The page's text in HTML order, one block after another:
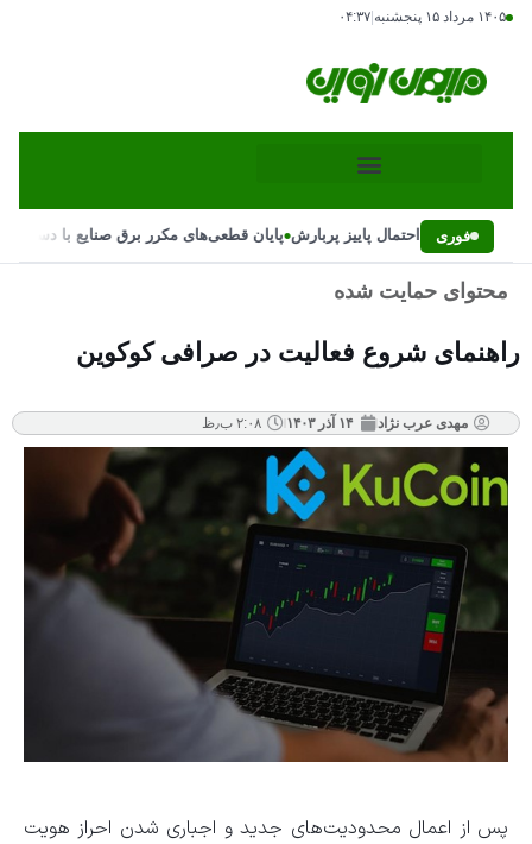
۱۴۰۵ مرداد ۱۵ پنجشنبه ۰۴:۳۷
فوری
بارش‌ها و احتمال پاییز پربارش•پایان قطعی‌های مکرر برق صنایع با دستور
محتوای حمایت شده
راهنمای شروع فعالیت در صرافی کوکوین
مهدی عرب نژاد ۱۴ آذر ۱۴۰۳ ۲:۰۸ ب٫ظ
پس از اعمال محدودیت‌های جدید و اجباری شدن احراز هویت